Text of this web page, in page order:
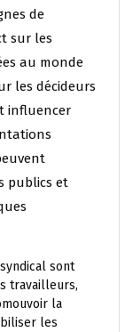
de
sur les
au monde
les décideurs
influencer
publics et
sont
travailleurs,
la
les